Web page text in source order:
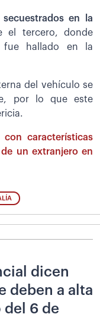
en la
el tercero, donde
fue hallado en la
del vehículo se
por lo que este
características
un extranjero en
dicen
deben a alta
del 6 de